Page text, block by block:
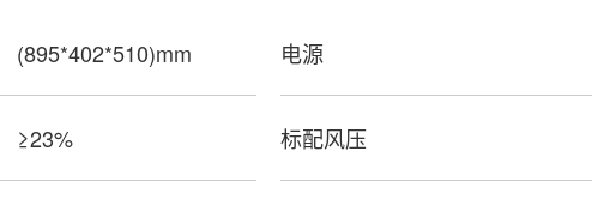
(895*402*510)mm 电源
≥23% 标配风压